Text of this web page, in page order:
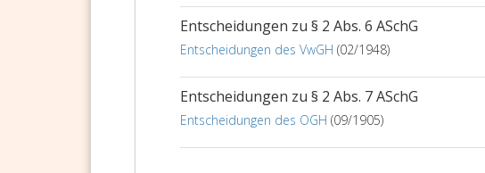
Entscheidungen zu § 2 Abs. 6 ASchG
Entscheidungen des VwGH (02/1948)
Entscheidungen zu § 2 Abs. 7 ASchG
Entscheidungen des OGH (09/1905)